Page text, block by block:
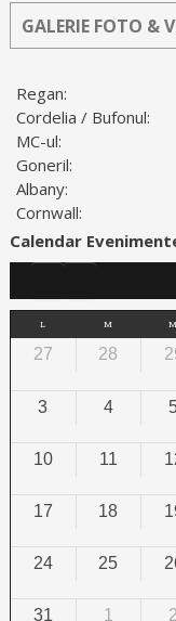
GALERIE FOTO &
Regan:
Cordelia / Bufonul:
MC-ul:
Goneril:
Albany:
Cornwall:
Calendar
L M M
27 28
3 4
10 11
17 18
24 25
31 1 2